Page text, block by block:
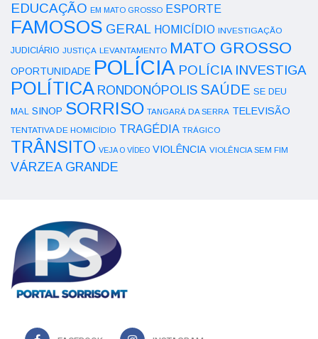
EDUCAÇÃO EM MATO GROSSO ESPORTE
FAMOSOS GERAL HOMICÍDIO INVESTIGAÇÃO
JUDICIÁRIO JUSTIÇA LEVANTAMENTO MATO GROSSO
OPORTUNIDADE POLÍCIA POLÍCIA INVESTIGA
POLÍTICA RONDONÓPOLIS SAÚDE SE DEU
MAL SINOP SORRISO TANGARÁ DA SERRA TELEVISÃO
TENTATIVA DE HOMICÍDIO TRAGÉDIA TRÁGICO
TRÂNSITO VEJA O VÍDEO VIOLÊNCIA VIOLÊNCIA SEM FIM
VÁRZEA GRANDE